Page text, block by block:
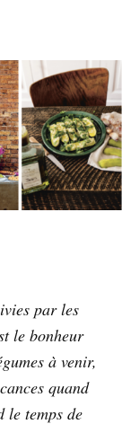
par les
le bonheur
à venir,
quand
le temps de